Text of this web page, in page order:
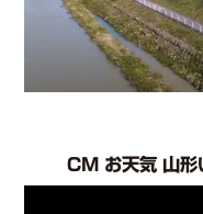
CM お天気 山